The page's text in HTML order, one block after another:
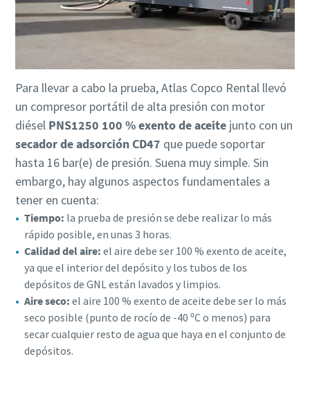
Para llevar a cabo la prueba, Atlas Copco Rental llevó
un compresor portátil de alta presión con motor
diésel PNS1250 100 % exento de aceitejunto con un
secador de adsorción CD47 que puede soportar
hasta 16 bar(e) de presión. Suena muy simple. Sin
embargo, hay algunos aspectos fundamentales a
tener en cuenta:
Tiempo: la prueba de presión se debe realizar lo más
rápido posible, en unas 3 horas.
Calidad del aire: el aire debe ser 100 % exento de aceite,
ya que el interior del depósito y los tubos de los
depósitos de GNL están lavados y limpios.
Aire seco: el aire 100 % exento de aceite debe ser lo más
seco posible (punto de rocío de -40 ⁰C o menos) para
secar cualquier resto de agua que haya en el conjunto de
depósitos.